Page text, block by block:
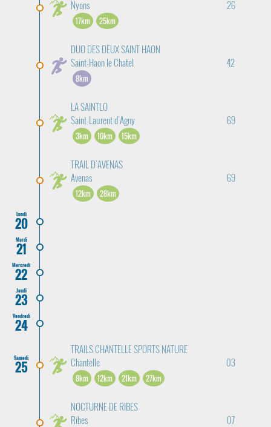
Nyons 26
17km 25km
DUO DES DEUX SAINT HAON
Saint-Haon le Chatel
42
8km
LA SAINTLO
Saint-Laurent d'Agny
69
3km 10km 15km
TRAIL D'AVENAS
Avenas
69
12km 28km
Lundi
20
Mardi
21
Mercredi
22
Jeudi
23
Vendredi
24
Samedi
25
TRAILS CHANTELLE SPORTS NATURE
Chantelle
03
8km 12km 21km 27km
NOCTURNE DE RIBES
Ribes
07